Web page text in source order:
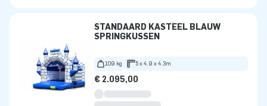
STANDAARD KASTEEL BLAUW
SPRINGKUSSEN
109 kg 5 x 4.9 x 4.3m
€ 2.095,00